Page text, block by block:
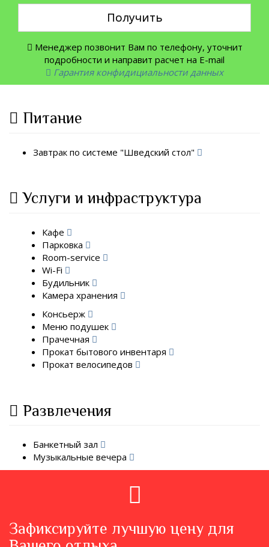
Получить
Менеджер позвонит Вам по телефону, уточнит
подробности и направит расчет на E-mail
Гарантия конфидициальности данных
Питание
Завтрак по системе "Шведский стол"
Услуги и инфраструктура
Кафе
Парковка
Room-service
Wi-Fi
Будильник
Камера хранения
Консьерж
Меню подушек
Прачечная
Прокат бытового инвентаря
Прокат велосипедов
Развлечения
Банкетный зал
Музыкальные вечера
Зафиксируйте лучшую цену для